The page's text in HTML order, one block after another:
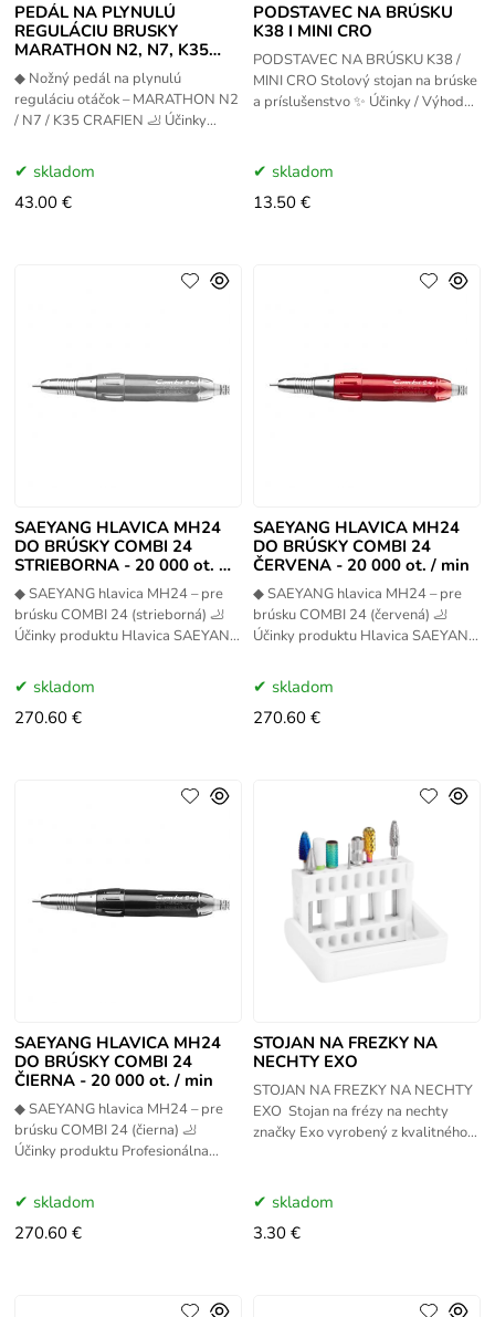
PEDÁL NA PLYNULÚ
REGULÁCIU BRUSKY
MARATHON N2, N7, K35
CRAFIEN
◆ Nožný pedál na plynulú
reguláciu otáčok – MARATHON N2
/ N7 / K35 CRAFIEN 🦶 Účinky
plynulú reguláciu otáčok
skladom
43.00 €
PODSTAVEC NA BRÚSKU
K38 I MINI CRO
PODSTAVEC NA BRÚSKU K38 /
MINI CRO Stolový stojan na brúske
a príslušenstvo ✨ Účinky / Výhody
skladom
13.50 €
SAEYANG HLAVICA MH24
DO BRÚSKY COMBI 24
STRIEBORNA - 20 000 ot. /
min
◆ SAEYANG hlavica MH24 – pre
brúsku COMBI 24 (strieborná) 🦶
Účinky produktu Hlavica SAEYANG
profesionálny nástavec určený
skladom
270.60 €
SAEYANG HLAVICA MH24
DO BRÚSKY COMBI 24
ČERVENA - 20 000 ot. / min
◆ SAEYANG hlavica MH24 – pre
brúsku COMBI 24 (červená) 🦶
Účinky produktu Hlavica SAEYANG
profesionálny nástroj určený pre
skladom
270.60 €
SAEYANG HLAVICA MH24
DO BRÚSKY COMBI 24
ČIERNA - 20 000 ot. / min
◆ SAEYANG hlavica MH24 – pre
brúsku COMBI 24 (čierna) 🦶
Účinky produktu Profesionálna
farbe je určená pre brúsku
Marathon
skladom
270.60 €
STOJAN NA FREZKY NA
NECHTY EXO
STOJAN NA FREZKY NA NECHTY
EXO Stojan na frézy na nechty
značky Exo vyrobený z kvalitného
skladom
3.30 €